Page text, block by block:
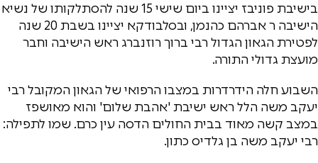
בישיבת פוניבז יציינו ביום שישי 15 שנה להסתלקותו של נשיא
הישיבה ר אברהם כהנמן, ובסלבודקא יציינו בשבת 20 שנה
לפטירת הגאון הגדול רבי ברוך רוזנברג ראש הישיבה וחבר
מועצת גדולי התורה.
השבוע חלה הידרדרות במצבו הרפואי של הגאון המקובל רבי
יעקב משה הלל ראש ישיבת 'אהבת שלום' והוא מאושפז
במצב קשה מאוד בבית החולים הדסה עין כרם. שמו לתפילה:
רבי יעקב משה בן גלדיס כתון.